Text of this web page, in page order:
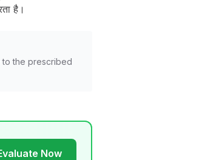
है।
to the prescribed
Now